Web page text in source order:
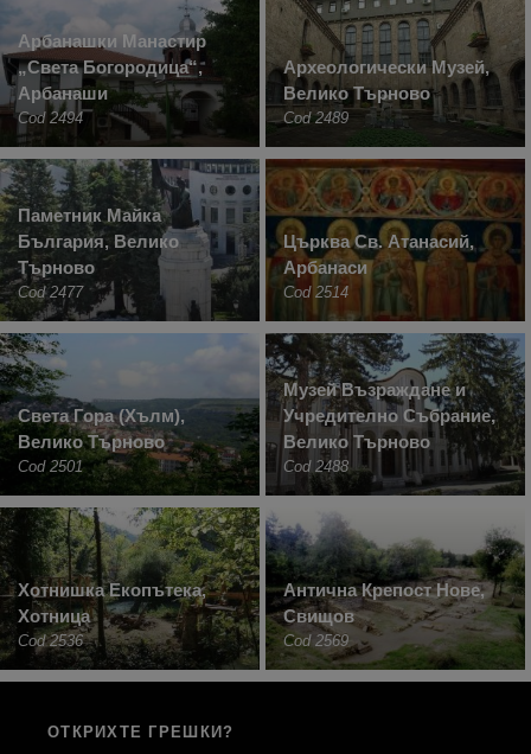
Арбанашки Манастир
„Света Богородица“,
Арбанаши
Cod 2494
Археологически Музей,
Велико Търново
Cod 2489
Паметник Майка
България, Велико
Търново
Cod 2477
Църква Св. Атанасий,
Арбанаси
Cod 2514
Света Гора (Хълм),
Велико Търново
Cod 2501
Музей Възраждане и
Учредително Събрание,
Велико Търново
Cod 2488
Хотнишка Екопътека,
Хотница
Cod 2536
Антична Крепост Нове,
Свищов
Cod 2569
ОТКРИХТЕ ГРЕШКИ?